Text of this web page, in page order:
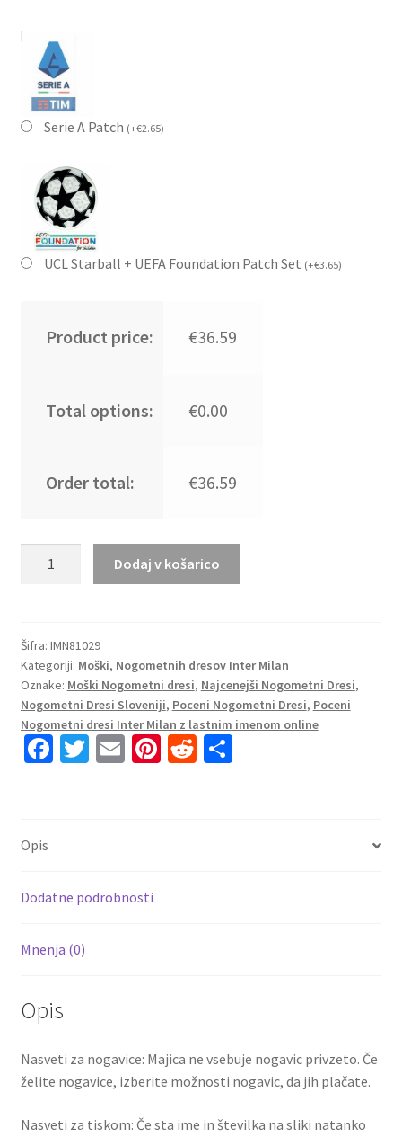
Serie A Patch (+€2.65)
UCL Starball + UEFA Foundation Patch Set (+€3.65)
Product price: €36.59
Total options: €0.00
Order total: €36.59
Milan
Domači
2023
Kratek
Rokav
31
Dodaj v košarico
Šifra: IMN81029
Kategoriji: Moški, Nogometnih dresov Inter Milan
Oznake: Moški Nogometni dresi, Najcenejši Nogometni Dresi,
Nogometni Dresi Sloveniji, Poceni Nogometni Dresi, Poceni
Nogometni dresi Inter Milan z lastnim imenom online
Fa
k
T E Pi R S
Opis
Dodatne podrobnosti
Mnenja (0)
Opis
Nasveti za nogavice: Majica ne vsebuje nogavic privzeto. Če
želite nogavice, izberite možnosti nogavic, da jih plačate.
Nasveti za tiskom: Če sta ime in številka na sliki natanko